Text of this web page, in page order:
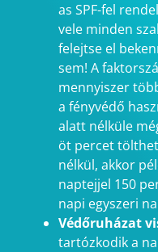
as SPF-fel
vele minden
felejtse el
sem! A
mennyiszer
a fényvédő
alatt nélküle
öt percet
nélkül, akkor
naptejjel 150
napi egyszeri
Védőruházat
tartózkodik a